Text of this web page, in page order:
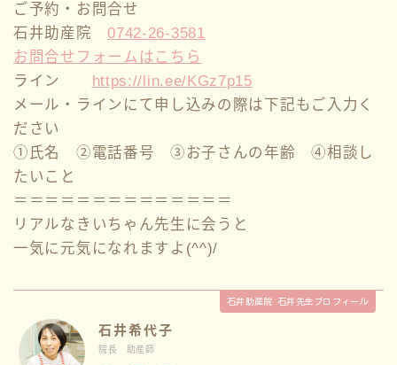
ご予約・お問合せ
石井助産院0742-26-3581
お問合せフォームはこちら
ライン https://lin.ee/KGz7p15
メール・ラインにて申し込みの際は下記もご入力く
ださい
①氏名 ②電話番号 ③お子さんの年齢 ④相談し
たいこと
＝＝＝＝＝＝＝＝＝＝＝＝＝＝
リアルなきいちゃん先生に会うと
一気に元気になれますよ(^^)/
石井助産院 石井先生プロフィール
石井希代子
院長 助産師